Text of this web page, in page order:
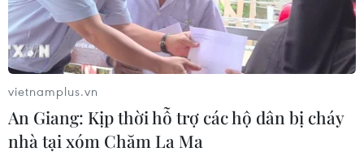
Theo dõi VietnamPlus
U23, Tuyển Việt Nam
vietnamplus.vn
An Giang: Kịp thời hỗ trợ các hộ dân bị cháy
nhà tại xóm Chăm La Ma